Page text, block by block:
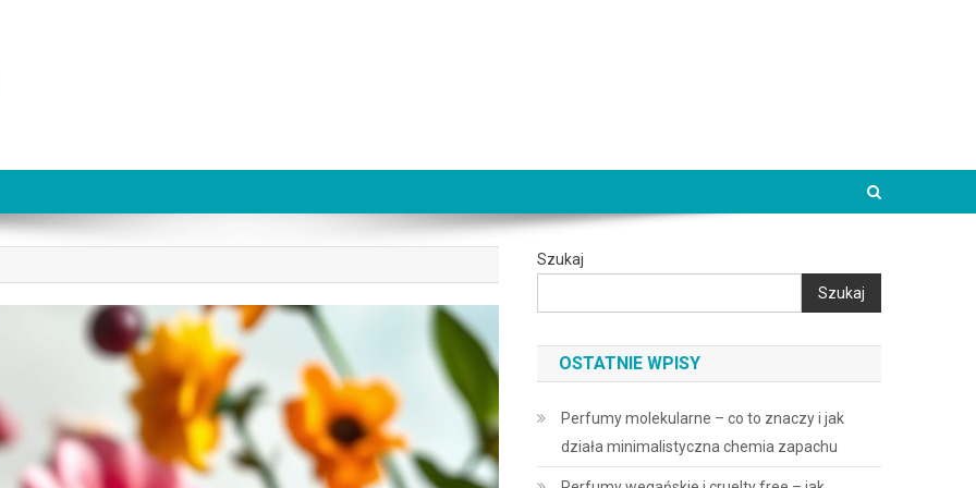
Szukaj
Szukaj
OSTATNIE WPISY
Perfumy molekularne – co to znaczy i jak
działa minimalistyczna chemia zapachu